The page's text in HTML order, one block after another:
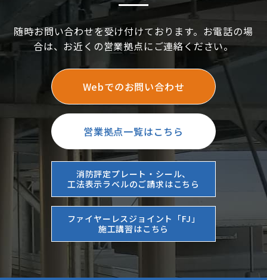
随時お問い合わせを受け付けております。お電話の場
合は、お近くの営業拠点にご連絡ください。
Webでのお問い合わせ
営業拠点一覧はこちら
消防評定プレート・シール、
工法表示ラベルのご請求はこちら
ファイヤーレスジョイント「FJ」
施工講習はこちら